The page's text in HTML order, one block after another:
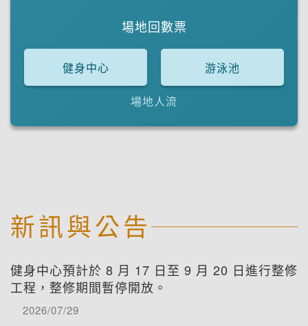
新訊與公告
健身中心預計於 8 月 17 日至 9 月 20 日進行整修
工程，整修期間暫停開放。
2026/07/29
場地回數票
健身中心 游泳池
場地人流